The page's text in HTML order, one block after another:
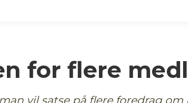
for flere
vil satse på flere foredrag om